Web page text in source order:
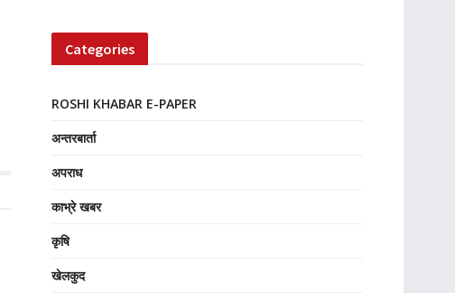
Categories
ROSHI KHABAR E-PAPER
अन्तरबार्ता
अपराध
काभ्रे खबर
कृषि
खेलकुद